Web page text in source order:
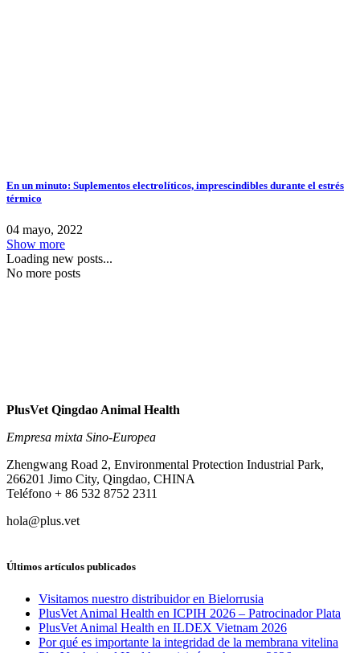
En un minuto: Suplementos electrolíticos, imprescindibles durante el estrés
térmico
04 mayo, 2022
Show more
Loading new posts...
No more posts
PlusVet Qingdao Animal Health
Empresa mixta Sino-Europea
Zhengwang Road 2, Environmental Protection Industrial Park,
266201 Jimo City, Qingdao, CHINA
Teléfono + 86 532 8752 2311
hola@plus.vet
Últimos artículos publicados
Visitamos nuestro distribuidor en Bielorrusia
PlusVet Animal Health en ICPIH 2026 – Patrocinador Plata
PlusVet Animal Health en ILDEX Vietnam 2026
Por qué es importante la integridad de la membrana vitelina